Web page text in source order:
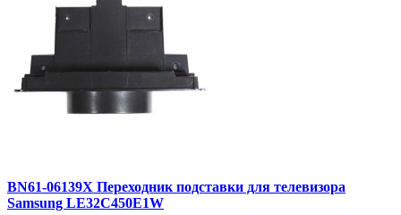
BN61-06139X Переходник подставки для телевизора
Samsung LE32C450E1W